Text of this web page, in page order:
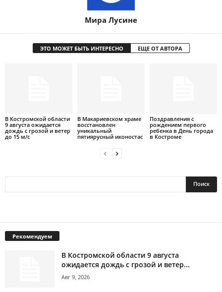
Мира Лусине
ЭТО МОЖЕТ БЫТЬ ИНТЕРЕСНО ЕЩЕ ОТ АВТОРА
В Костромской области
9 августа ожидается
дождь с грозой и ветер
до 15 м/с
В Макариевском храме
восстановлен
уникальный
пятиярусный иконостас
Поздравления с
рождением первого
ребенка в День города
в Костроме
Рекомендуем
В Костромской области 9 августа
ожидается дождь с грозой и ветер...
Авг 9, 2026